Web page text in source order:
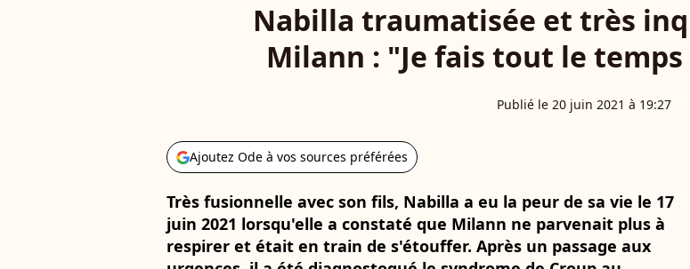
Nabilla traumatisée et très
Milann : "Je fais tout le
Publié le 20 juin 2021 à 19:27
Ajoutez Ode à vos sources préférées
Très fusionnelle avec son fils, Nabilla a eu la peur de sa vie le 17
juin 2021 lorsqu'elle a constaté que Milann ne parvenait plus à
respirer et était en train de s'étouffer. Après un passage aux